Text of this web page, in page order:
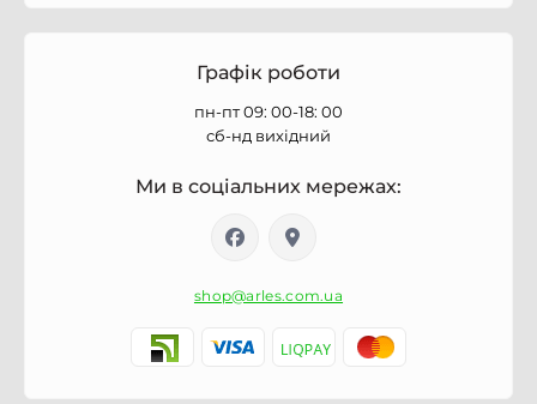
Графік роботи
пн-пт 09: 00-18: 00
сб-нд вихідний
Ми в соціальних мережах:
shop@arles.com.ua